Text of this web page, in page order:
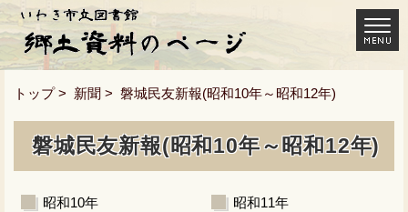
トップ> 新聞 > 磐城民友新報(昭和10年～昭和12年)
磐城民友新報(昭和10年～昭和12年)
昭和10年
昭和11年